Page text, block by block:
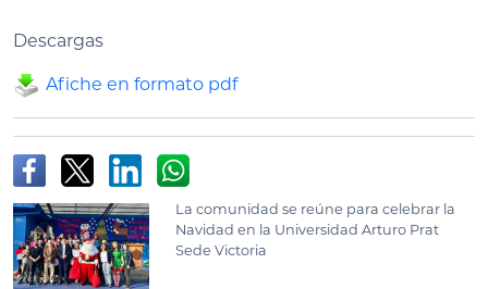
Descargas
Afiche en formato pdf
La comunidad se reúne para celebrar la
Navidad en la Universidad Arturo Prat
Sede Victoria